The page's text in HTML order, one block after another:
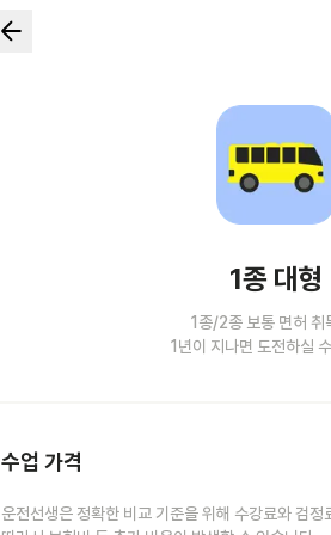
1종 대형
1종/2종 보통 면허 취
1년이 지나면 도전하실
수업 가격
운전선생은 정확한 비교 기준을 위해 수강료와 검정